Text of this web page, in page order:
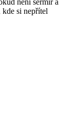
není šermíř a
si nepřítel